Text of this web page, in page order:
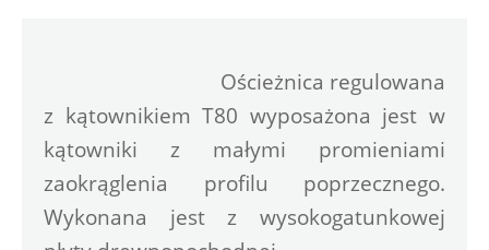
Ościeżnica regulowana
z kątownikiem T80 wyposażona jest w
kątowniki z małymi promieniami
zaokrąglenia profilu poprzecznego.
Wykonana jest z wysokogatunkowej